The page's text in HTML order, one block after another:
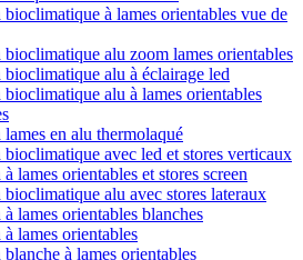
bioclimatique à lames orientables vue de
bioclimatique alu zoom lames orientables
bioclimatique alu à éclairage led
bioclimatique alu à lames orientables
lames en alu thermolaqué
bioclimatique avec led et stores verticaux
lames orientables et stores screen
bioclimatique alu avec stores lateraux
à lames orientables blanches
à lames orientables
blanche à lames orientables